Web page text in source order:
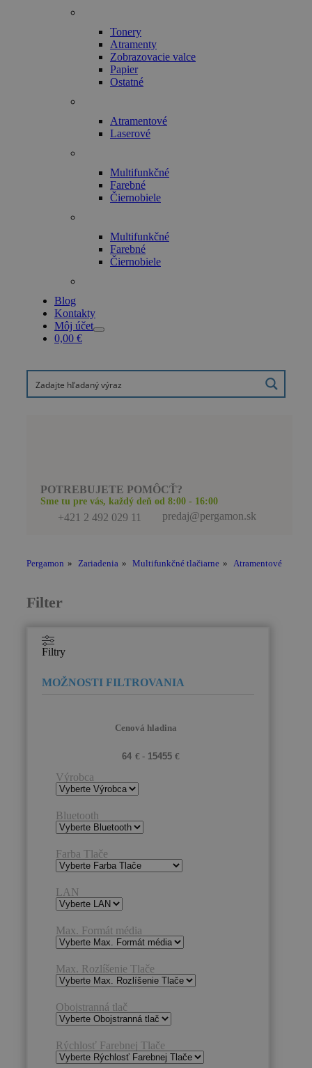
Tonery
Atramenty
Zobrazovacie valce
Papier
Ostatné
Atramentové
Laserové
Multifunkčné
Farebné
Čiernobiele
Multifunkčné
Farebné
Čiernobiele
Blog
Kontakty
Môj účet
0,00 €
POTREBUJETE POMÔCŤ?
Sme tu pre vás, každý deň od 8:00 - 16:00
+421 2 492 029 11 predaj@pergamon.sk
Pergamon » Zariadenia » Multifunkčné tlačiarne » Atramentové
Filter
Filtry
Cenová hladina
Výrobca
Bluetooth
Farba Tlače
LAN
Max. Formát média
Max. Rozlíšenie Tlače
Obojstranná tlač
Rýchlosť Farebnej Tlače